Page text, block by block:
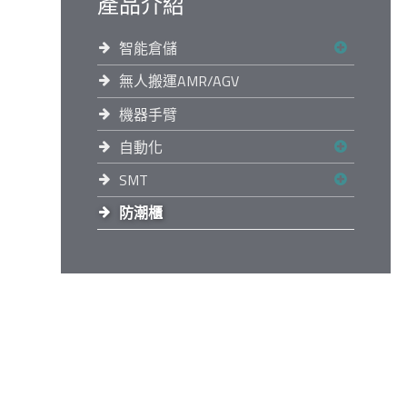
智能倉儲
無人搬運AMR/AGV
機器手臂
自動化
SMT
防潮櫃